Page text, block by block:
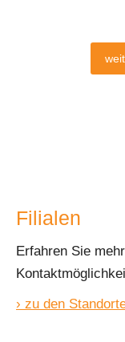
Filialen
Erfahren Sie
› zu den